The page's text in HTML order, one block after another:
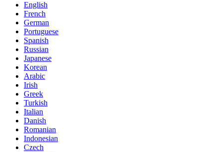
English
French
German
Portuguese
Spanish
Russian
Japanese
Korean
Arabic
Irish
Greek
Turkish
Italian
Danish
Romanian
Indonesian
Czech